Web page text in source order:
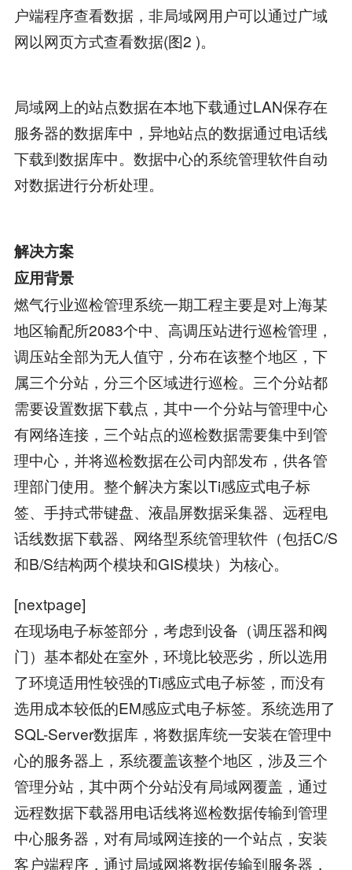
户端程序查看数据，非局域网用户可以通过广域
网以网页方式查看数据(图2 )。
局域网上的站点数据在本地下载通过LAN保存在
服务器的数据库中，异地站点的数据通过电话线
下载到数据库中。数据中心的系统管理软件自动
对数据进行分析处理。
解决方案
应用背景
燃气行业巡检管理系统一期工程主要是对上海某
地区输配所2083个中、高调压站进行巡检管理，
调压站全部为无人值守，分布在该整个地区，下
属三个分站，分三个区域进行巡检。三个分站都
需要设置数据下载点，其中一个分站与管理中心
有网络连接，三个站点的巡检数据需要集中到管
理中心，并将巡检数据在公司内部发布，供各管
理部门使用。整个解决方案以Ti感应式电子标
签、手持式带键盘、液晶屏数据采集器、远程电
话线数据下载器、网络型系统管理软件（包括C/S
和B/S结构两个模块和GIS模块）为核心。
[nextpage]
在现场电子标签部分，考虑到设备（调压器和阀
门）基本都处在室外，环境比较恶劣，所以选用
了环境适用性较强的Ti感应式电子标签，而没有
选用成本较低的EM感应式电子标签。系统选用了
SQL-Server数据库，将数据库统一安装在管理中
心的服务器上，系统覆盖该整个地区，涉及三个
管理分站，其中两个分站没有局域网覆盖，通过
远程数据下载器用电话线将巡检数据传输到管理
中心服务器，对有局域网连接的一个站点，安装
客户端程序，通过局域网将数据传输到服务器，